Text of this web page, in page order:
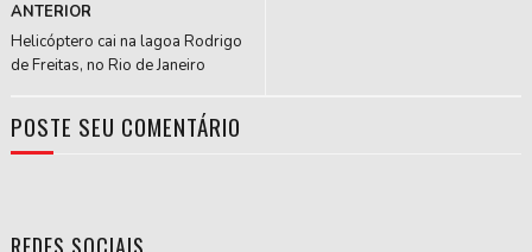
ANTERIOR
Helicóptero cai na lagoa Rodrigo
de Freitas, no Rio de Janeiro
POSTE SEU COMENTÁRIO